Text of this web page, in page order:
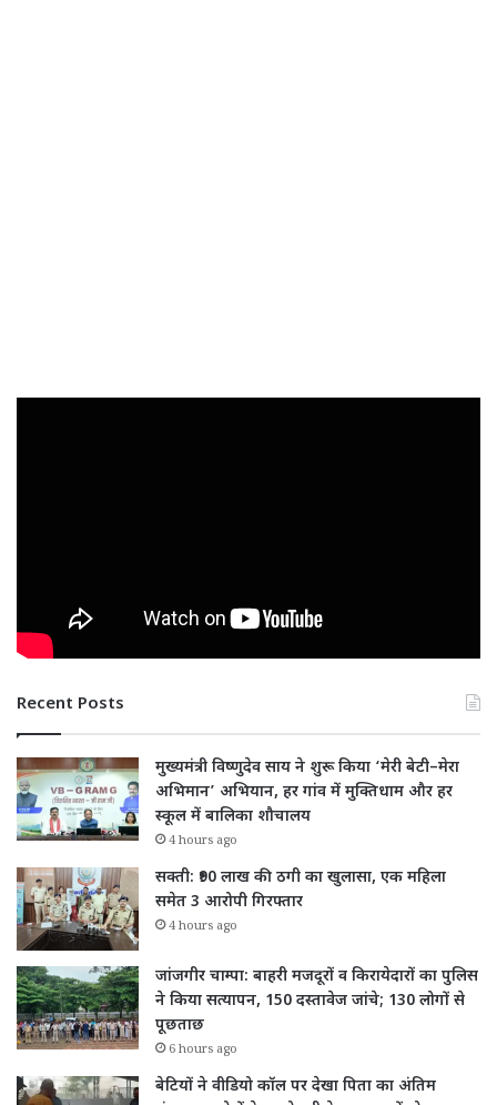
Recent Posts
मुख्यमंत्री विष्णुदेव साय ने शुरू किया ‘मेरी बेटी–मेरा
अभिमान’ अभियान, हर गांव में मुक्तिधाम और हर
स्कूल में बालिका शौचालय
4 hours ago
सक्ती: ₹90 लाख की ठगी का खुलासा, एक महिला
समेत 3 आरोपी गिरफ्तार
4 hours ago
जांजगीर चाम्पा: बाहरी मजदूरों व किरायेदारों का पुलिस
ने किया सत्यापन, 150 दस्तावेज जांचे; 130 लोगों से
पूछताछ
6 hours ago
बेटियों ने वीडियो कॉल पर देखा पिता का अंतिम